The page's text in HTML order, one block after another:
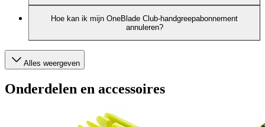
Hoe kan ik mijn OneBlade Club-handgreepabonnement
annuleren?
Alles weergeven
Onderdelen en accessoires